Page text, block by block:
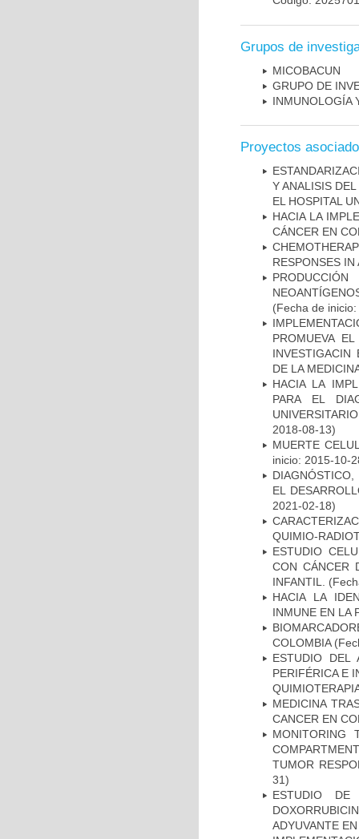
Grupos de
MICOBAC­UN
GRUPO DE
INMUNOLOGÍA
Proyectos
Y ANALISIS
EL HOSPITAL
HACIA LA
CÁNCER EN
RESPONSES IN
(Fecha de
PROMUEVA
INVESTIGACIN
DE LA
HACIA LA
PARA EL
2018-08-13)
MUERTE
inicio: 2015-10-
EL
2021-02-18)
QUIMIO-
ESTUDIO
CON CÁNCER
INFANTIL.
HACIA LA
INMUNE EN LA
COLOMBIA
ESTUDIO DEL
PERIFÉRICA E
MEDICINA
CANCER EN
MONITORING
TUMOR
31)
ESTUDIO DE
ADYUVANTE